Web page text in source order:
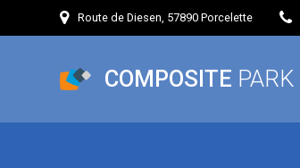
Route de Diesen, 57890 Porcelette
COMPOSITE PARK